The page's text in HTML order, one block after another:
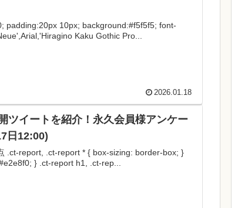
padding:20px 10px; background:#f5f5f5; font-
Kaku Gothic Pro...
2026.01.18
ツイートを紹介！永久会員様アンケー
日12:00)
.ct-report, .ct-report * { box-sizing: border-box; }
} .ct-report h1, .ct-rep...